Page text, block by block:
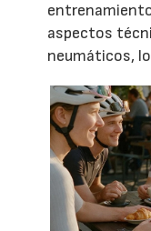
aspectos
neumáticos,